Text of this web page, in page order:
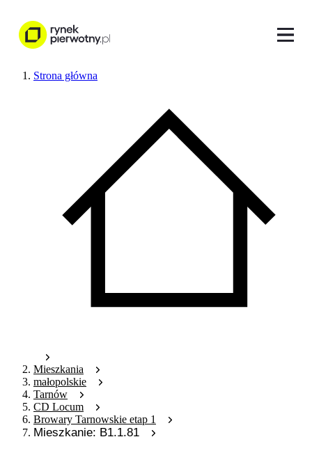
Strona główna
Mieszkania
małopolskie
Tarnów
CD Locum
Browary Tarnowskie etap 1
Mieszkanie: B1.1.81